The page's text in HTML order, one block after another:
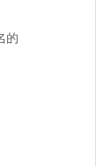
的